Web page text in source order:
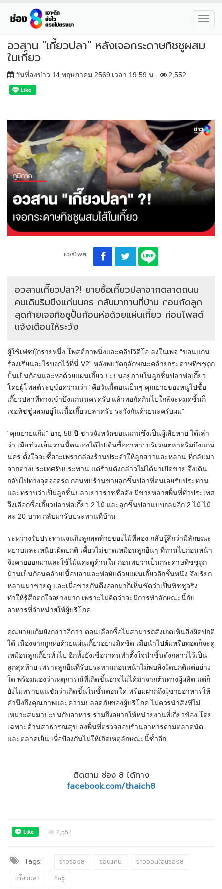
อวสาน "เกี๊ยวปลา" หลังเจอกระดาษทิชชูผสม
ในเกี๊ยว
วันที่ลงข่าว 14 พฤษภาคม 2569 เวลา 19:59 น. 2,552
แชร์โพส
อวสานเกี๊ยวปลา?! ยายซื้อเกี๊ยวปลาจากตลาดถนน
คนเดินริมบึงแก่นนคร กลับมาทานที่บ้าน ก่อนกัดลูก
สุดท้ายเจอทิชชูปั้นก้อนห่อด้วยแผ่นเกี๊ยว ก่อนโพสต์
แจ้งเตือนให้ระวัง
ผู้ใช้เฟซบุ๊กรายหนึ่ง โพสต์ภาพนิ่งและคลิปวิดีโอ ลงในเพจ “ขอนแก่น
ร้องเรียนอะไรบอกไว้ที่นี่ V2” หลังพบวัตถุลักษณะคล้ายกระดาษทิชชูถูก
ปั้นเป็นก้อนและห่อด้วยแผ่นเกี๊ยว ปะปนอยู่ภายในลูกชิ้นปลาห่อเกี๊ยว
โดยผู้โพสต์ระบุข้อความว่า “คือวันนี้ตอนเย็นๆ คุณยายของหนูไปซื้อ
เกี๊ยวปลาที่ทางเข้าบึงแก่นนครครับ แล้วพอกัดกินไปใกล้จะหมดชิ้นก็
เจอทิชชู่ผสมอยู่ในเนื้อเกี๊ยวปลาครับ ระวังกันด้วยนะครับผม”
“คุณยายแก้ม” อายุ 58 ปี ชาวจังหวัดขอนแก่นซึ่งเป็นผู้เสียหาย ได้เล่า
ว่า เมื่อช่วงเย็นวานนี้ตนเองได้ไปเดินซื้ออาหารบริเวณตลาดริมบึงแก่น
นคร ตั้งใจจะซื้อกะเพรากล่องร้านประจำให้ลูกสาวและหลาน ที่กลับมา
จากต่างประเทศรับประทาน แต่ร้านดังกล่าวไม่ได้มาเปิดขาย จึงเดิน
กลับไปทางจุดจอดรถ ก่อนพบร้านขายลูกชิ้นปลาที่ตนเคยรับประทาน
และทราบว่าเป็นลูกชิ้นปลาเยาวราชชื่อดัง มีขายหลายพื้นที่ทั่วประเทศ
จึงเลือกซื้อเกี๊ยวปลาห่อเกี๊ยว 2 ไม้ และลูกชิ้นปลาแบบกลมอีก 2 ไม้ ไม้
ละ 20 บาท กลับมารับประทานที่บ้าน
ระหว่างรับประทานจนถึงลูกสุดท้ายของไม้ที่สอง กลับรู้สึกว่ามีลักษณะ
หยาบและเหนียวผิดปกติ เคี้ยวไม่ขาดเหมือนลูกอื่นๆ ที่ทานไปก่อนหน้า
จึงคายออกมาและใช้ไม้แคะดูด้านใน ก่อนพบว่าเป็นกระดาษทิชชูถูก
ม้วนเป็นก้อนคล้ายเนื้อปลาและห่อทับด้วยแผ่นเกี๊ยวอีกชั้นหนึ่ง จึงเรียก
หลานมาช่วยดู และเมื่อช่วยกันดึงออกมาก็เห็นชัดว่าเป็นทิชชูจริง
ทำให้รู้สึกตกใจอย่างมาก เพราะไม่คิดว่าจะมีการทำลักษณะนี้กับ
อาหารที่จำหน่ายให้ผู้บริโภค
คุณยายแก้มยังกล่าวอีกว่า ตอนเลือกซื้อไม่สามารถสังเกตเห็นสิ่งผิดปกติ
ได้ เนื่องจากถูกห่อด้วยแผ่นเกี๊ยวอย่างมิดชิด เมื่อนำไปต้มหรือทอดก็จะดู
เหมือนลูกเกี๊ยวทั่วไป อีกทั้งยังเชื่อว่าคนทำตั้งใจนำชิ้นดังกล่าวไว้เป็น
ลูกสุดท้าย เพราะลูกอื่นที่รับประทานก่อนหน้าไม่พบสิ่งผิดปกติแต่อย่าง
ใด พร้อมมองว่าเหตุการณ์ที่เกิดขึ้นอาจไม่ได้มาจากต้นทางผู้ผลิต แต่ก็
ยังไม่ทราบแน่ชัดว่าเกิดขึ้นในขั้นตอนใด พร้อมฝากถึงผู้ขายอาหารให้
คำนึงถึงคุณภาพและความปลอดภัยของผู้บริโภค ไม่ควรนำสิ่งที่ไม่
เหมาะสมมาปะปนกับอาหาร รวมถึงอยากให้หน่วยงานที่เกี่ยวข้อง โดย
เฉพาะด้านสาธารณสุข ลงพื้นที่ตรวจสอบร้านอาหารตามตลาดนัด
และตลาดเย็น เพื่อป้องกันไม่ให้เกิดเหตุลักษณะนี้ซ้ำอีก
ติดตาม ช่อง 8 ได้ทาง
facebook.com/thaich8
2,552
Tags: ข่าวช่อง8 ขอนแก่น
ข่าวออนไลน์ช่อง8
เกี๊ยวปลา
ทิชชู